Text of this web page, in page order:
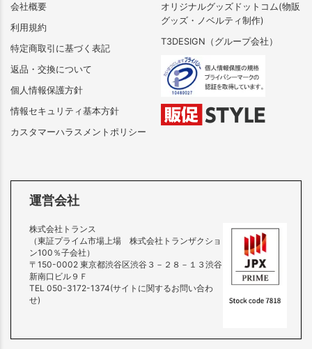
会社概要
利用規約
特定商取引に基づく表記
返品・交換について
個人情報保護方針
情報セキュリティ基本方針
カスタマーハラスメントポリシー
オリジナルグッズドットコム(物販
グッズ・ノベルティ制作)
T3DESIGN（グループ会社）
運営会社
株式会社トランス
（東証プライム市場上場 株式会社トランザクショ
ン100％子会社）
〒150-0002 東京都渋谷区渋谷３－２８－１３渋谷
新南口ビル９Ｆ
TEL 050-3172-1374(サイトに関するお問い合わ
せ)